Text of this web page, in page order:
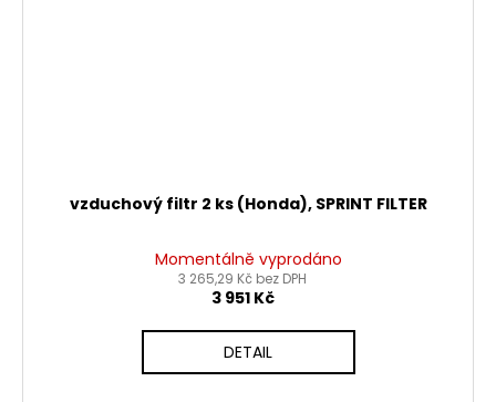
vzduchový filtr 2 ks (Honda), SPRINT FILTER
Momentálně vyprodáno
3 265,29 Kč bez DPH
3 951 Kč
DETAIL